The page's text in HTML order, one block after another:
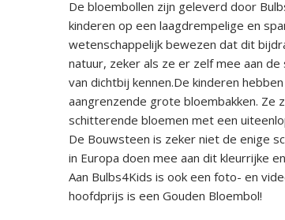
De bloembollen zijn geleverd door
kinderen op een laagdrempelige en
wetenschappelijk bewezen dat dit
natuur, zeker als ze er zelf mee aan
van dichtbij kennen.De kinderen
aangrenzende grote bloembakken. Ze
schitterende bloemen met een
De Bouwsteen is zeker niet de enige
in Europa doen mee aan dit kleurrijke
Aan Bulbs4Kids is ook een foto- en
hoofdprijs is een Gouden Bloembol!